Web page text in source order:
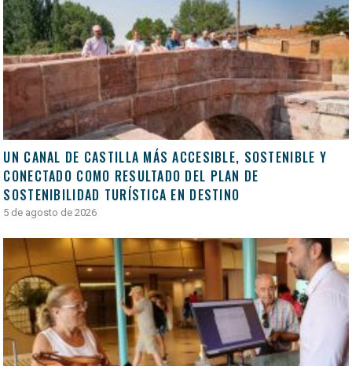
UN CANAL DE CASTILLA MÁS ACCESIBLE, SOSTENIBLE Y
CONECTADO COMO RESULTADO DEL PLAN DE
SOSTENIBILIDAD TURÍSTICA EN DESTINO
5 de agosto de 2026